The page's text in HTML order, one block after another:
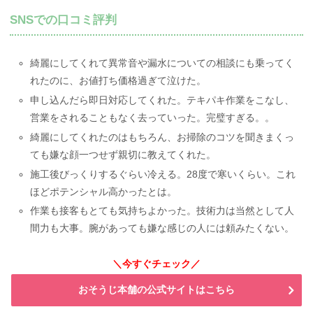
SNSでの口コミ評判
綺麗にしてくれて異常音や漏水についての相談にも乗ってく
れたのに、お値打ち価格過ぎて泣けた。
申し込んだら即日対応してくれた。テキパキ作業をこなし、
営業をされることもなく去っていった。完璧すぎる。。
綺麗にしてくれたのはもちろん、お掃除のコツを聞きまくっ
ても嫌な顔一つせず親切に教えてくれた。
施工後びっくりするぐらい冷える。28度で寒いくらい。これ
ほどポテンシャル高かったとは。
作業も接客もとても気持ちよかった。技術力は当然として人
間力も大事。腕があっても嫌な感じの人には頼みたくない。
＼今すぐチェック／
おそうじ本舗の公式サイトはこちら